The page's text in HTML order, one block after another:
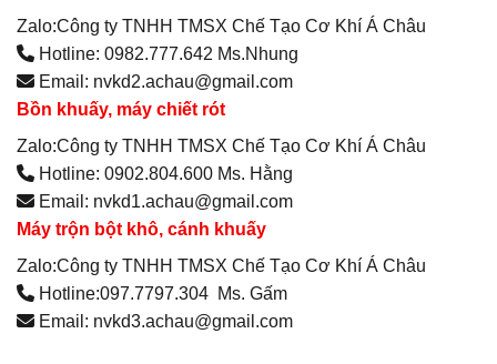
Zalo:Công ty TNHH TMSX Chế Tạo Cơ Khí Á Châu
Hotline: 0982.777.642 Ms.Nhung
Email: nvkd2.achau@gmail.com
Bồn khuấy, máy chiết rót
Zalo:Công ty TNHH TMSX Chế Tạo Cơ Khí Á Châu
Hotline: 0902.804.600 Ms. Hằng
Email: nvkd1.achau@gmail.com
Máy trộn bột khô, cánh khuấy
Zalo:Công ty TNHH TMSX Chế Tạo Cơ Khí Á Châu
Hotline:097.7797.304 Ms. Gấm
Email: nvkd3.achau@gmail.com